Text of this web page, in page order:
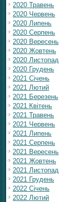
2020 Травень
2020 Червень
2020 Липень
2020 Серпень
2020 Вересень
2020 Жовтень
2020 Листопад
2020 Грудень
2021 Січень
2021 Лютий
2021 Березень
2021 Квітень
2021 Травень
2021 Червень
2021 Липень
2021 Серпень
2021 Вересень
2021 Жовтень
2021 Листопад
2021 Грудень
2022 Січень
2022 Лютий